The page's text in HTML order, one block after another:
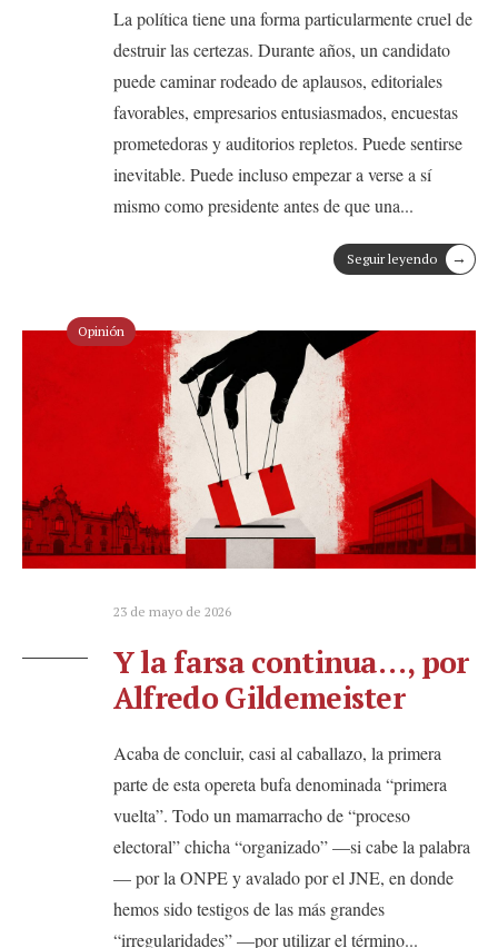
La política tiene una forma particularmente cruel de
destruir las certezas. Durante años, un candidato
puede caminar rodeado de aplausos, editoriales
favorables, empresarios entusiasmados, encuestas
prometedoras y auditorios repletos. Puede sentirse
inevitable. Puede incluso empezar a verse a sí
mismo como presidente antes de que una...
Seguir leyendo →
Opinión
23 de mayo de 2026
Y la farsa continua…, por
Alfredo Gildemeister
Acaba de concluir, casi al caballazo, la primera
parte de esta opereta bufa denominada “primera
vuelta”. Todo un mamarracho de “proceso
electoral” chicha “organizado” —si cabe la palabra
— por la ONPE y avalado por el JNE, en donde
hemos sido testigos de las más grandes
“irregularidades” —por utilizar el término...